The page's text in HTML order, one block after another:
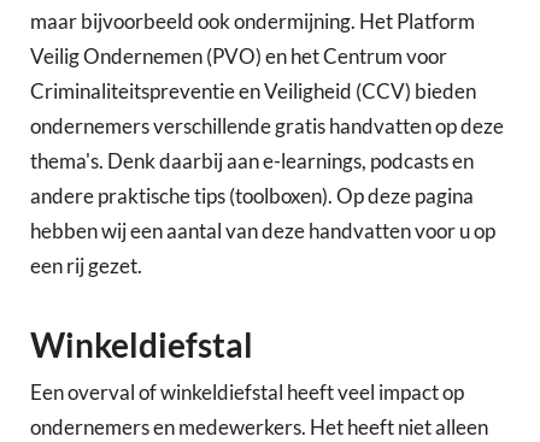
maar bijvoorbeeld ook ondermijning. Het Platform
Veilig Ondernemen (PVO) en het Centrum voor
Criminaliteitspreventie en Veiligheid (CCV) bieden
ondernemers verschillende gratis handvatten op deze
thema's. Denk daarbij aan e-learnings, podcasts en
andere praktische tips (toolboxen). Op deze pagina
hebben wij een aantal van deze handvatten voor u op
een rij gezet.
Winkeldiefstal
Een overval of winkeldiefstal heeft veel impact op
ondernemers en medewerkers. Het heeft niet alleen